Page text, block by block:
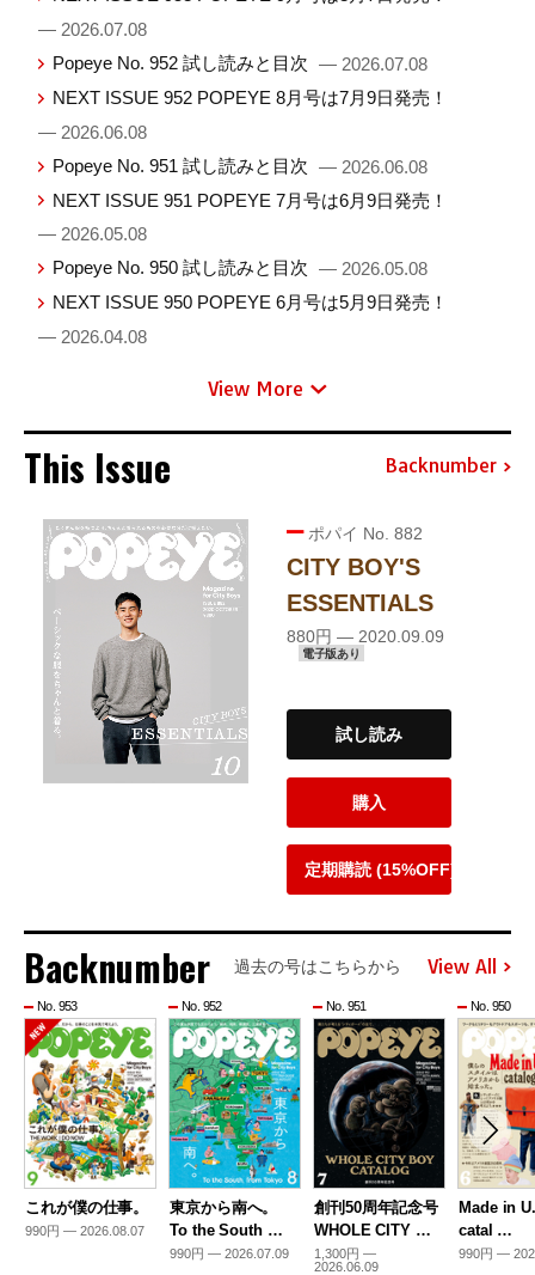
— 2026.07.08
Popeye No. 952 試し読みと目次 — 2026.07.08
NEXT ISSUE 952 POPEYE 8月号は7月9日発売！
— 2026.06.08
Popeye No. 951 試し読みと目次 — 2026.06.08
NEXT ISSUE 951 POPEYE 7月号は6月9日発売！
— 2026.05.08
Popeye No. 950 試し読みと目次 — 2026.05.08
NEXT ISSUE 950 POPEYE 6月号は5月9日発売！
— 2026.04.08
View More
This Issue Backnumber
ポパイ No. 882
CITY BOY'S
ESSENTIALS
880円 — 2020.09.09
電子版あり
試し読み
購入
定期購読 (15%OFF)
Backnumber 過去の号はこちらから View All
No. 953
これが僕の仕事。
990円 — 2026.08.07
No. 952
東京から南へ。
To the South …
990円 — 2026.07.09
No. 951
創刊50周年記念号
WHOLE CITY …
1,300円 —
2026.06.09
No. 950
Made in
catal …
990円 —